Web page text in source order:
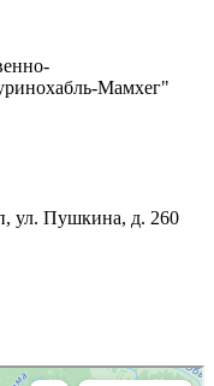
Мамхег"
ул. Пушкина, д. 260